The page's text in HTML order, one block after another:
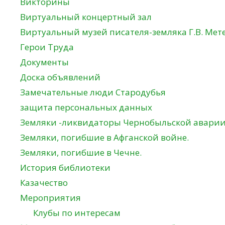
Виртуальный концертный зал
Виртуальный музей писателя-земляка Г.В.
Герои Труда
Документы
Доска объявлений
Замечательные люди Стародубья
защита персональных данных
Земляки -ликвидаторы Чернобыльской аварии
Земляки, погибшие в Афганской войне.
Земляки, погибшие в Чечне.
История библиотеки
Казачество
Мероприятия
Клубы по интересам